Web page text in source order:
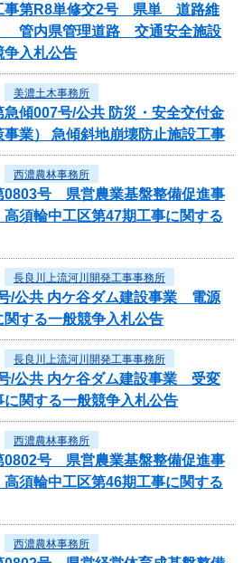
事第R8単修交2号 県単 道路維
管内県管理道路 交通安全施設
争入札公告
美濃土木事務所
急傾007号/公共 防災・安全交付金
事業） 急傾斜地崩壊防止施設工事
西濃農林事務所
0803号 県営農業基盤整備促進事
須輪中工区第47期工事に関する
長良川上流河川開発工事事務所
/公共 内ケ谷ダム建設事業 電源
する一般競争入札公告
長良川上流河川開発工事事務所
/公共 内ケ谷ダム建設事業 受変
関する一般競争入札公告
西濃農林事務所
0802号 県営農業基盤整備促進事
須輪中工区第46期工事に関する
西濃農林事務所